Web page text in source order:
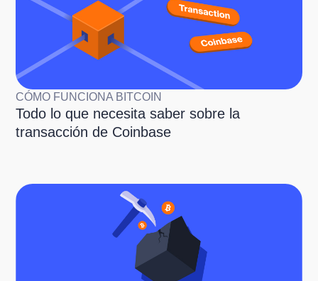
CÓMO FUNCIONA BITCOIN
Todo lo que necesita saber sobre la
transacción de Coinbase